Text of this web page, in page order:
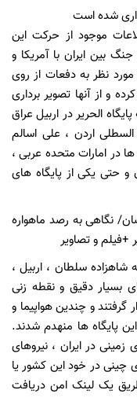
موجود از حرکت این
بین ایران با آمریکا و
نظر به دفعات از روی
و از آنها تصویر برداری
الحریر در اربیل عراق
اردن ، علی اسالم
در امارات متحده عربی ،
و حتی یکی از پایگاه های
نگاهی به رصد ماهواره
+فیلم و تصاویر
شاهزاده سلطان ، اربیل ،
بسیار دقیق و نقطه زنی
و چندین هواپیما و
پایگاه ها منهدم شدند.
در ایران ، نیروهای
چینی در خود این کشور یا
یک لینک امن دریافت